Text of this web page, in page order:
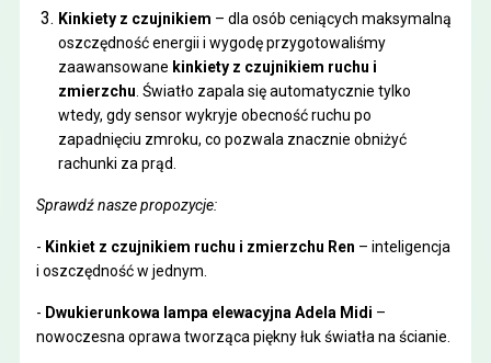
Kinkiety z czujnikiem – dla osób ceniących maksymalną
oszczędność energii i wygodę przygotowaliśmy
zaawansowane kinkiety z czujnikiem ruchu i
zmierzchu . Światło zapala się automatycznie tylko
wtedy, gdy sensor wykryje obecność ruchu po
zapadnięciu zmroku, co pozwala znacznie obniżyć
rachunki za prąd.
Sprawdź nasze propozycje:
- Kinkiet z czujnikiem ruchu i zmierzchu Ren – inteligencja
i oszczędność w jednym.
- Dwukierunkowa lampa elewacyjna Adela Midi –
nowoczesna oprawa tworząca piękny łuk światła na ścianie.